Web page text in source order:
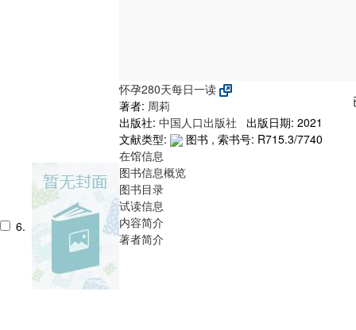
6.
怀孕280天每日一读
著者: 周莉
出版社: 中国人口出版社
出版日期: 2021
文献类型:
图书 , 索书号: R715.3/7740
在馆信息
图书信息概览
图书目录
试读信息
内容简介
著者简介